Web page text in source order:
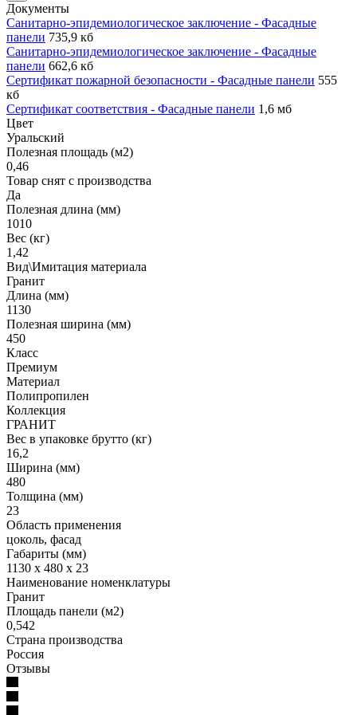
Документы
Санитарно-эпидемиологическое заключение - Фасадные
панели 735,9 кб
Санитарно-эпидемиологическое заключение - Фасадные
панели 662,6 кб
Сертификат пожарной безопасности - Фасадные панели 555
кб
Сертификат соответствия - Фасадные панели 1,6 мб
Цвет
Уральский
Полезная площадь (м2)
0,46
Товар снят с производства
Да
Полезная длина (мм)
1010
Вес (кг)
1,42
Вид\Имитация материала
Гранит
Длина (мм)
1130
Полезная ширина (мм)
450
Класс
Премиум
Материал
Полипропилен
Коллекция
ГРАНИТ
Вес в упаковке брутто (кг)
16,2
Ширина (мм)
480
Толщина (мм)
23
Область применения
цоколь, фасад
Габариты (мм)
1130 x 480 x 23
Наименование номенклатуры
Гранит
Площадь панели (м2)
0,542
Страна производства
Россия
Отзывы